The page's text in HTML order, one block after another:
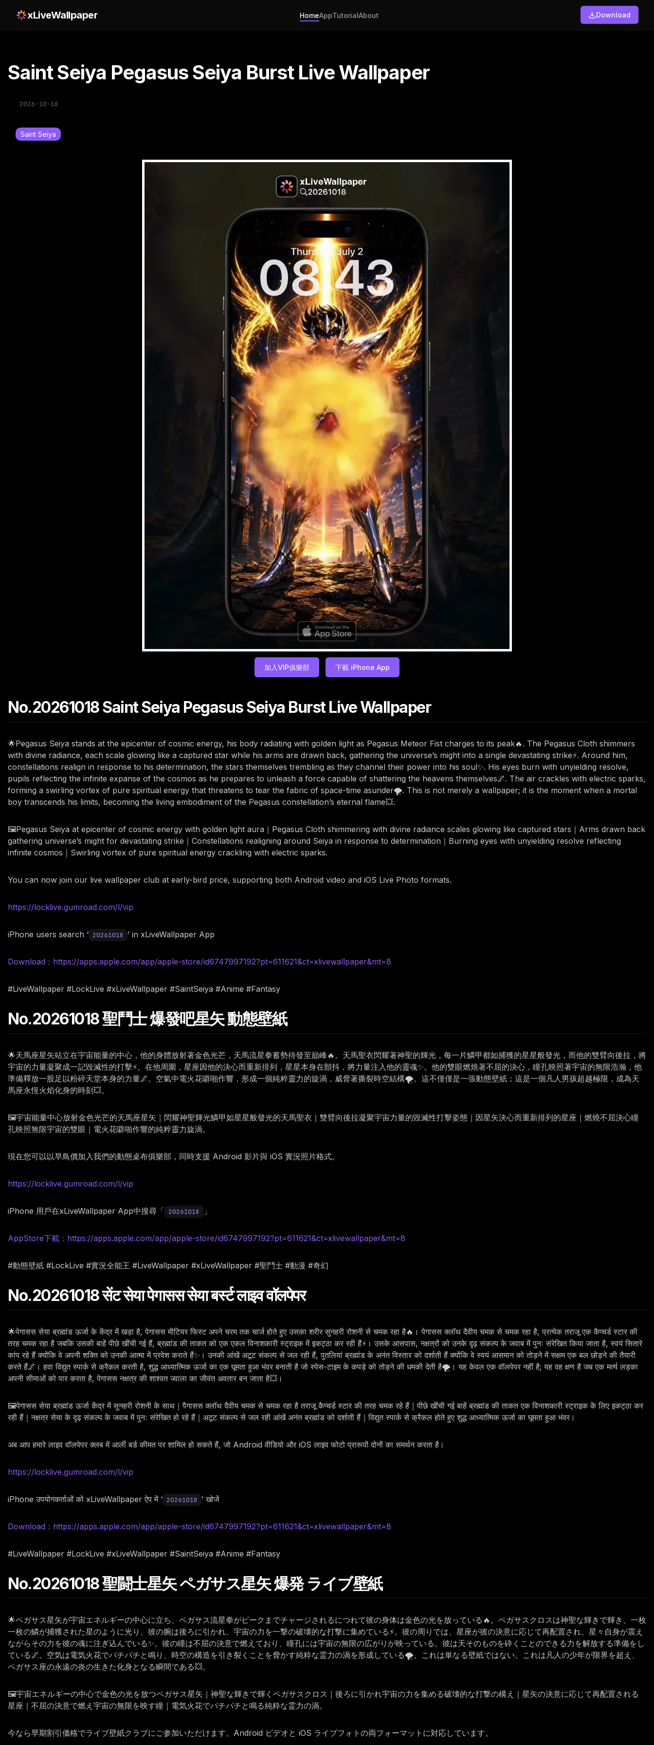
xLiveWallpaper HomeAppTutorialAbout Download
Saint Seiya Pegasus Seiya Burst Live Wallpaper
2026-10-18
Saint Seiya
加入VIP俱樂部 下載 iPhone App
No.20261018 Saint Seiya Pegasus Seiya Burst Live Wallpaper
🌟Pegasus Seiya stands at the epicenter of cosmic energy, his body radiating with golden light as Pegasus Meteor Fist charges to its peak🔥. The Pegasus Cloth shimmers
with divine radiance, each scale glowing like a captured star while his arms are drawn back, gathering the universe’s might into a single devastating strike⚡. Around him,
constellations realign in response to his determination, the stars themselves trembling as they channel their power into his soul✨. His eyes burn with unyielding resolve,
pupils reflecting the infinite expanse of the cosmos as he prepares to unleash a force capable of shattering the heavens themselves🌌. The air crackles with electric sparks,
forming a swirling vortex of pure spiritual energy that threatens to tear the fabric of space-time asunder🌪️. This is not merely a wallpaper; it is the moment when a mortal
boy transcends his limits, becoming the living embodiment of the Pegasus constellation’s eternal flame💥.
🖼️Pegasus Seiya at epicenter of cosmic energy with golden light aura｜Pegasus Cloth shimmering with divine radiance scales glowing like captured stars｜Arms drawn back
gathering universe’s might for devastating strike｜Constellations realigning around Seiya in response to determination｜Burning eyes with unyielding resolve reflecting
infinite cosmos｜Swirling vortex of pure spiritual energy crackling with electric sparks.
You can now join our live wallpaper club at early-bird price, supporting both Android video and iOS Live Photo formats.
https://locklive.gumroad.com/l/vip
iPhone users search ‘ 20261018 ’ in xLiveWallpaper App
Download：https://apps.apple.com/app/apple-store/id6747997192?pt=611621&ct=xlivewallpaper&mt=8
#LiveWallpaper #LockLive #xLiveWallpaper #SaintSeiya #Anime #Fantasy
No.20261018 聖鬥士 爆發吧星矢 動態壁紙
🌟天馬座星矢站立在宇宙能量的中心，他的身體放射著金色光芒，天馬流星拳蓄勢待發至巔峰🔥。天馬聖衣閃耀著神聖的輝光，每一片鱗甲都如捕獲的星星般發光，而他的雙臂向後拉，將
宇宙的力量凝聚成一記毀滅性的打擊⚡。在他周圍，星座因他的決心而重新排列，星星本身在顫抖，將力量注入他的靈魂✨。他的雙眼燃燒著不屈的決心，瞳孔映照著宇宙的無限浩瀚，他
準備釋放一股足以粉碎天堂本身的力量🌌。空氣中電火花噼啪作響，形成一個純粹靈力的旋渦，威脅著撕裂時空結構🌪️。這不僅僅是一張動態壁紙；這是一個凡人男孩超越極限，成為天
馬座永恆火焰化身的時刻💥。
🖼️宇宙能量中心放射金色光芒的天馬座星矢｜閃耀神聖輝光鱗甲如星星般發光的天馬聖衣｜雙臂向後拉凝聚宇宙力量的毀滅性打擊姿態｜因星矢決心而重新排列的星座｜燃燒不屈決心瞳
孔映照無限宇宙的雙眼｜電火花噼啪作響的純粹靈力旋渦。
現在您可以以早鳥價加入我們的動態桌布俱樂部，同時支援 Android 影片與 iOS 實況照片格式。
https://locklive.gumroad.com/l/vip
iPhone 用戶在xLiveWallpaper App中搜尋「 20261018 」
AppStore下載：https://apps.apple.com/app/apple-store/id6747997192?pt=611621&ct=xlivewallpaper&mt=8
#動態壁紙 #LockLive #實況全能王 #LiveWallpaper #xLiveWallpaper #聖鬥士 #動漫 #奇幻
No.20261018 सेंट सेया पेगासस सेया बर्स्ट लाइव वॉलपेपर
🌟पेगासस सेया ब्रह्मांड ऊर्जा के केंद्र में खड़ा है, पेगासस मीटियर फिस्ट अपने चरम तक चार्ज होते हुए उसका शरीर सुनहरी रोशनी से चमक रहा है🔥। पेगासस क्लॉथ दैवीय चमक से चमक रहा है, प्रत्येक तराजू एक कैप्चर्ड स्टार की
तरह चमक रहा है जबकि उसकी बाहें पीछे खींची गई हैं, ब्रह्मांड की ताकत को एक एकल विनाशकारी स्ट्राइक में इकट्ठा कर रही हैं⚡। उसके आसपास, नक्षत्रों को उनके दृढ़ संकल्प के जवाब में पुनः संरेखित किया जाता है, स्वयं सितारे
कांप रहे हैं क्योंकि वे अपनी शक्ति को उनकी आत्मा में प्रवेश कराते हैं✨। उनकी आंखें अटूट संकल्प से जल रही हैं, पुतलियां ब्रह्मांड के अनंत विस्तार को दर्शाती हैं क्योंकि वे स्वयं आसमान को तोड़ने में सक्षम एक बल छोड़ने की तैयारी
करते हैं🌌। हवा विद्युत स्पार्क से क्रैकल करती है, शुद्ध आध्यात्मिक ऊर्जा का एक घूमता हुआ भंवर बनाती है जो स्पेस-टाइम के कपड़े को तोड़ने की धमकी देती है🌪️। यह केवल एक वॉलपेपर नहीं है; यह वह क्षण है जब एक मर्त्य लड़का
अपनी सीमाओं को पार करता है, पेगासस नक्षत्र की शाश्वत ज्वाला का जीवंत अवतार बन जाता है💥।
🖼️पेगासस सेया ब्रह्मांड ऊर्जा केंद्र में सुनहरी रोशनी के साथ｜पैगासस क्लॉथ दैवीय चमक से चमक रहा है तराजू कैप्चर्ड स्टार की तरह चमक रहे हैं｜पीछे खींची गई बाहें ब्रह्मांड की ताकत एक विनाशकारी स्ट्राइक के लिए इकट्ठा कर
रही हैं｜नक्षत्र सेया के दृढ़ संकल्प के जवाब में पुनः संरेखित हो रहे हैं｜अटूट संकल्प से जल रही आंखें अनंत ब्रह्मांड को दर्शाती हैं｜विद्युत स्पार्क से क्रैकल होते हुए शुद्ध आध्यात्मिक ऊर्जा का घूमता हुआ भंवर।
अब आप हमारे लाइव वॉलपेपर क्लब में आर्ली बर्ड कीमत पर शामिल हो सकते हैं, जो Android वीडियो और iOS लाइव फोटो प्रारूपों दोनों का समर्थन करता है।
https://locklive.gumroad.com/l/vip
iPhone उपयोगकर्ताओं को xLiveWallpaper ऐप में ‘ 20261018 ’ खोजें
Download：https://apps.apple.com/app/apple-store/id6747997192?pt=611621&ct=xlivewallpaper&mt=8
#LiveWallpaper #LockLive #xLiveWallpaper #SaintSeiya #Anime #Fantasy
No.20261018 聖闘士星矢 ペガサス星矢 爆発 ライブ壁紙
🌟ペガサス星矢が宇宙エネルギーの中心に立ち、ペガサス流星拳がピークまでチャージされるにつれて彼の身体は金色の光を放っている🔥。ペガサスクロスは神聖な輝きで輝き、一枚
一枚の鱗が捕獲された星のように光り、彼の腕は後ろに引かれ、宇宙の力を一撃の破壊的な打撃に集めている⚡。彼の周りでは、星座が彼の決意に応じて再配置され、星々自身が震え
ながらその力を彼の魂に注ぎ込んでいる✨。彼の瞳は不屈の決意で燃えており、瞳孔には宇宙の無限の広がりが映っている。彼は天そのものを砕くことのできる力を解放する準備をし
ている🌌。空気は電気火花でパチパチと鳴り、時空の構造を引き裂くことを脅かす純粋な霊力の渦を形成している🌪️。これは単なる壁紙ではない。これは凡人の少年が限界を超え、
ペガサス座の永遠の炎の生きた化身となる瞬間である💥。
🖼️宇宙エネルギーの中心で金色の光を放つペガサス星矢｜神聖な輝きで輝くペガサスクロス｜後ろに引かれ宇宙の力を集める破壊的な打撃の構え｜星矢の決意に応じて再配置される
星座｜不屈の決意で燃え宇宙の無限を映す瞳｜電気火花でパチパチと鳴る純粋な霊力の渦。
今なら早期割引価格でライブ壁紙クラブにご参加いただけます。Android ビデオと iOS ライブフォトの両フォーマットに対応しています。